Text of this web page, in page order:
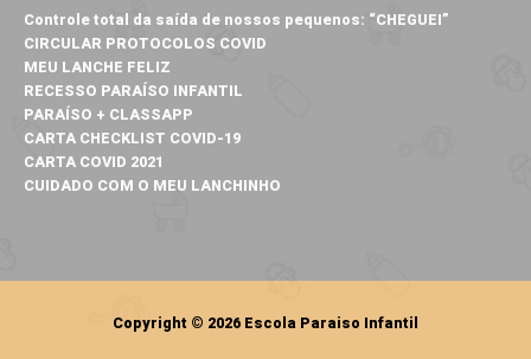
Controle total da saída de nossos pequenos: “CHEGUEI”
CIRCULAR PROTOCOLOS COVID
MEU LANCHE FELIZ
RECESSO PARAÍSO INFANTIL
PARAÍSO + CLASSAPP
CARTA CHECKLIST COVID-19
CARTA COVID 2021
CUIDADO COM O MEU LANCHINHO
Copyright © 2026 Escola Paraiso Infantil